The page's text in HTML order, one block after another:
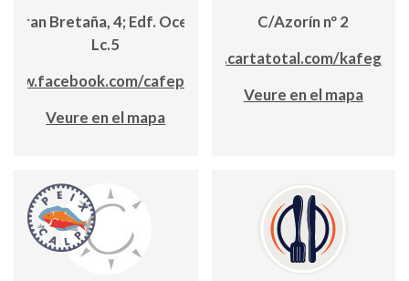
Gran Bretaña, 4; Edf. Oceánic,
Lc.5
cafeplaya
Veure en el mapa
C/Azorín nº 2
app.cartatotal.com/kafeglace
Veure en el mapa